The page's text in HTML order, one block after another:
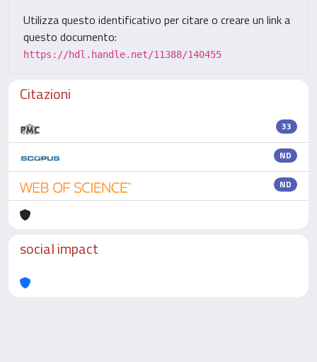
Utilizza questo identificativo per citare o creare un link a
questo documento:
https://hdl.handle.net/11388/140455
Citazioni
33
ND
ND
social impact